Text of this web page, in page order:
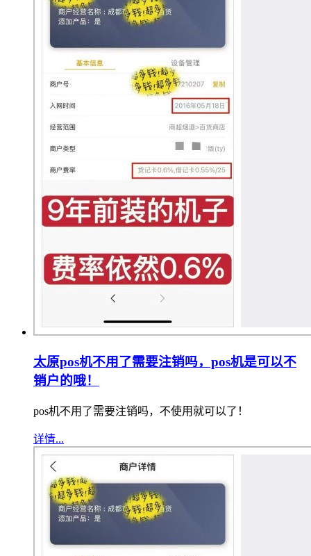
太原pos机不用了需要注销吗，pos机是可以不
销户的哦！
pos机不用了需要注销吗，不使用就可以了！
详情...